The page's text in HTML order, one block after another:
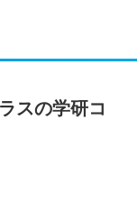
スの学研コ